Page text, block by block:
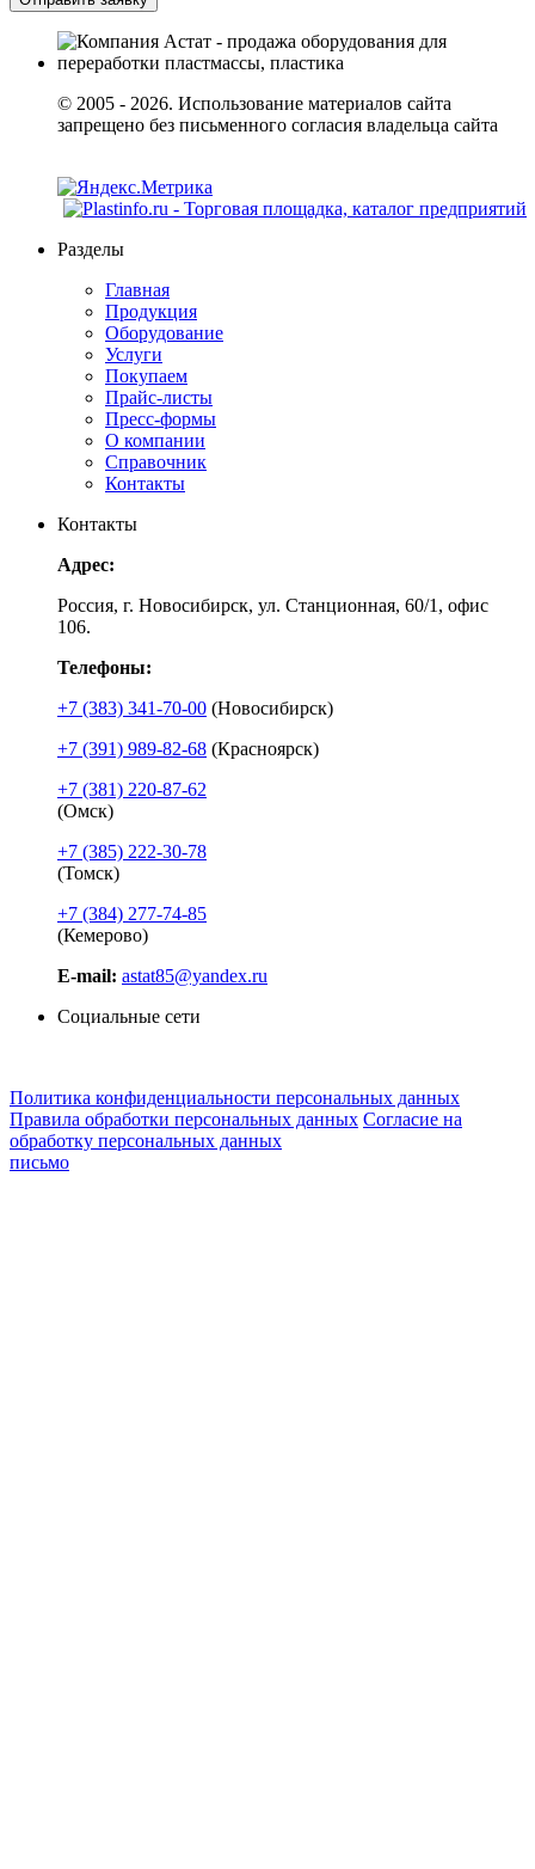
© 2005 - 2026. Использование материалов сайта
запрещено без письменного согласия владельца сайта
Разделы
Главная
Продукция
Оборудование
Услуги
Покупаем
Прайс-листы
Пресс-формы
О компании
Справочник
Контакты
Контакты
Адрес:
Россия, г. Новосибирск, ул. Станционная, 60/1, офис
106.
Телефоны:
+7 (383) 341-70-00 (Новосибирск)
+7 (391) 989-82-68 (Красноярск)
+7 (381) 220-87-62
(Омск)
+7 (385) 222-30-78
(Томск)
+7 (384) 277-74-85
(Кемерово)
E-mail: astat85@yandex.ru
Социальные сети
Политика конфиденциальности персональных данных
Правила обработки персональных данных Согласие на
обработку персональных данных
письмо